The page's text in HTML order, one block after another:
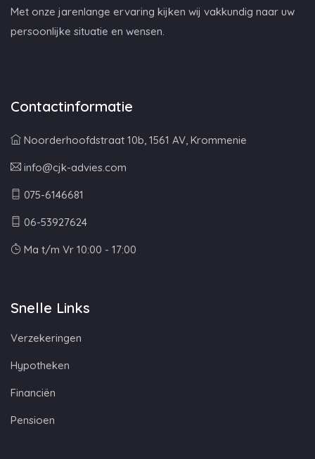
Met onze jarenlange ervaring kijken wij vakkundig naar uw
persoonlijke situatie en wensen.
Contactinformatie
Noorderhoofdstraat 10b, 1561 AV, Krommenie
info@cjk-advies.com
075-6146681
06-53927624
Ma t/m Vr 10:00 - 17:00
Snelle Links
Verzekeringen
Hypotheken
Financiën
Pensioen